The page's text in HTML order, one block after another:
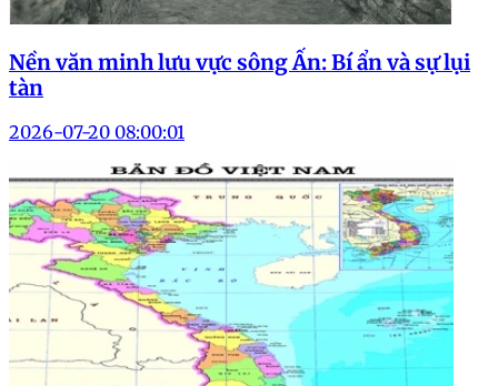
Nền văn minh lưu vực sông Ấn: Bí ẩn và sự lụi
tàn
2026-07-20 08:00:01